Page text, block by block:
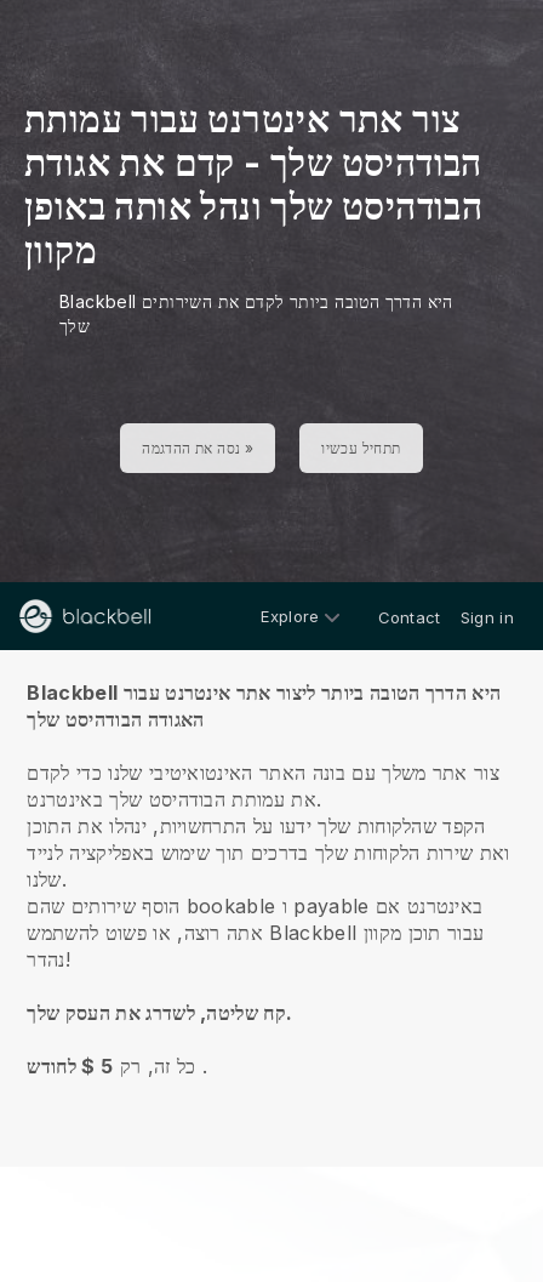
צור אתר אינטרנט עבור עמותת
הבודהיסט שלך- קדם את אגודת
הבודהיסט שלך ונהל אותה באופן
מקוון
Blackbell היא הדרך הטובה ביותר לקדם את השירותים
שלך
נסה את ההדגמה » תתחיל עכשיו
Explore Contact Sign in
Blackbell היא הדרך הטובה ביותר ליצור אתר אינטרנט עבור
האגודה הבודהיסט שלך
צור אתר משלך עם בונה האתר האינטואיטיבי שלנו כדי לקדם
את עמותת הבודהיסט שלך באינטרנט.
הקפד שהלקוחות שלך ידעו על התרחשויות, ינהלו את התוכן
ואת שירות הלקוחות שלך בדרכים תוך שימוש באפליקציה לנייד
שלנו.
הוסף שירותים שהם bookable ו payable באינטרנט אם
אתה רוצה, או פשוט להשתמש Blackbell עבור תוכן מקוון
נהדר!
קח שליטה, לשדרג את העסק שלך.
כל זה, רק 5 $ לחודש .